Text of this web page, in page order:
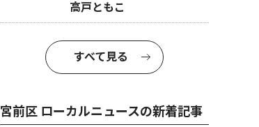
高戸ともこ
すべて見る
宮前区 ローカルニュースの新着記事